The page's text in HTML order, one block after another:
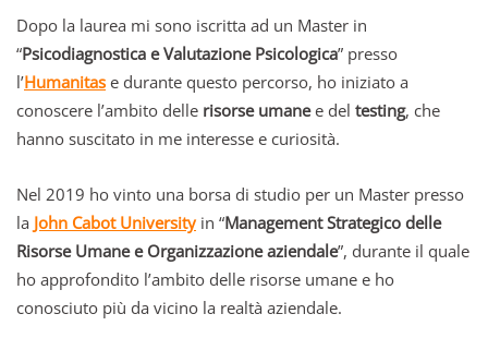
Dopo la laurea mi sono iscritta ad un Master in
“Psicodiagnostica e Valutazione Psicologica” presso
l’Humanitas e durante questo percorso, ho iniziato a
conoscere l’ambito delle risorse umanee del testing, che
hanno suscitato in me interesse e curiosità.
Nel 2019 ho vinto una borsa di studio per un Master presso
la John Cabot Universityin “Management Strategico delle
Risorse Umane e Organizzazione aziendale”, durante il quale
ho approfondito l’ambito delle risorse umane e ho
conosciuto più da vicino la realtà aziendale.